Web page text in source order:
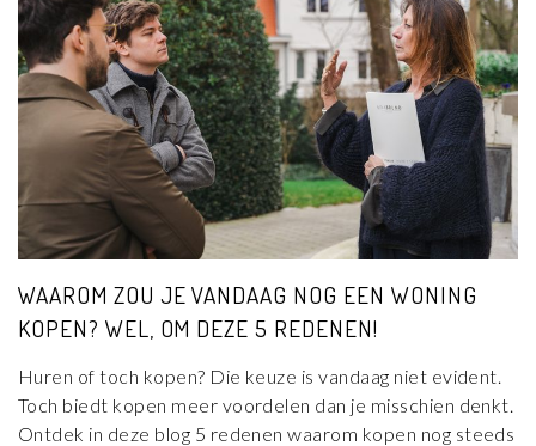
WAAROM ZOU JE VANDAAG NOG EEN WONING
KOPEN? WEL, OM DEZE 5 REDENEN!
Huren of toch kopen? Die keuze is vandaag niet evident.
Toch biedt kopen meer voordelen dan je misschien denkt.
Ontdek in deze blog 5 redenen waarom kopen nog steeds